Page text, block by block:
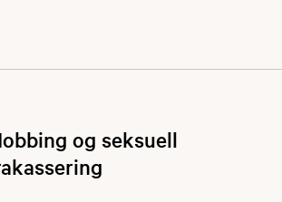
et bredt utvalg av ulike aktiviteter
disse krever høy grad av sikkerhet
båt, brygge). Forbundets
og seksuell